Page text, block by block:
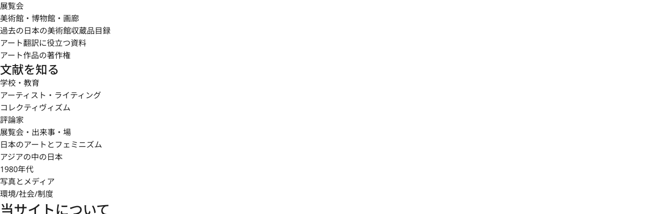
展覧会
美術館・博物館・画廊
過去の日本の美術館収蔵品目録
アート翻訳に役立つ資料
アート作品の著作権
文献を知る
学校・教育
アーティスト・ライティング
コレクティヴィズム
評論家
展覧会・出来事・場
日本のアートとフェミニズム
アジアの中の日本
1980年代
写真とメディア
環境/社会/制度
当サイトについて